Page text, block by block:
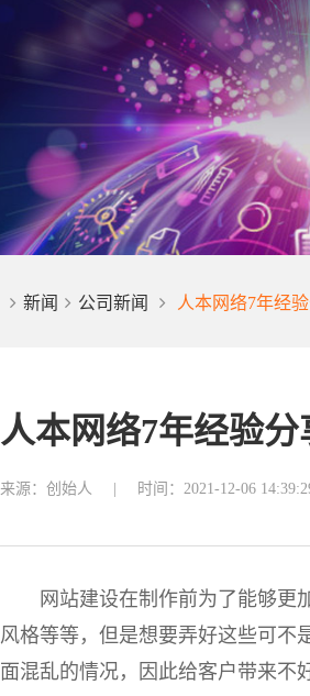
APP开发服务
网络营销服务
新闻 公司新闻 人本网络7年经
人本网络7年经验
来源：创始人 时间：2021-12-06
网站建设在制作前为了能够更
风格等等，但是想要弄好这些可不
面混乱的情况，因此给客户带来不